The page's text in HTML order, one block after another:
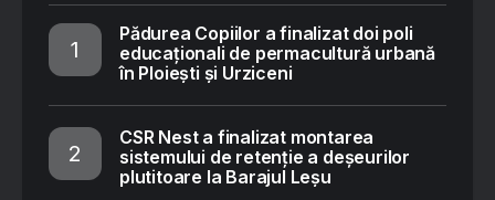
Pădurea Copiilor a finalizat doi poli
educaționali de permacultură urbană
în Ploiești și Urziceni
CSR Nest a finalizat montarea
sistemului de retenție a deșeurilor
plutitoare la Barajul Leșu